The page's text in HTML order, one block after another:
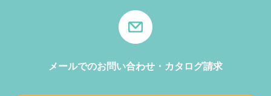
メールでのお問い合わせ・カタログ請求